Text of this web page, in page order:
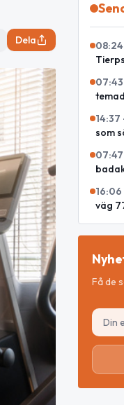
Dela 08:24
07:43
14:37
som
07:47
16:06
väg
Få de